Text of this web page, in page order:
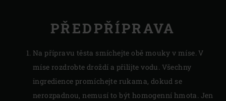
PŘEDPŘÍPRAVA
Na přípravu těsta smíchejte obě mouky v míse. V
míse rozdrobte droždí a přilijte vodu. Všechny
ingredience promíchejte rukama, dokud se
nerozpadnou, nemusí to být homogenní hmota. Jen